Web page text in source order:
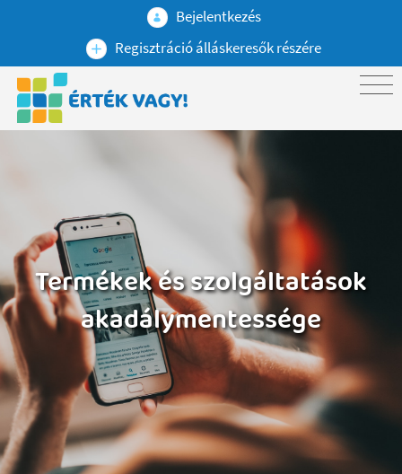
Bejelentkezés
Regisztráció álláskeresők részére
Termékek és szolgáltatások
akadálymentessége